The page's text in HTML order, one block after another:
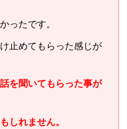
ったです。
止めてもらった感じが
を聞いてもらった事が
しれません。